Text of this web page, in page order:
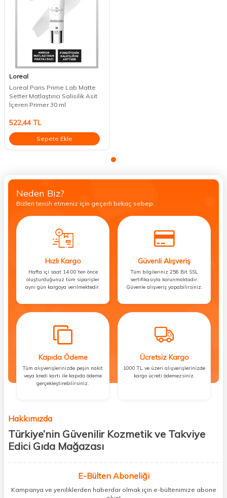
Loreal
Loreal Paris Prime Lab Matte
Setter Matlaştırıcı Salisilik Asit
İçeren Primer 30 ml
522,44 TL
Sepete Ekle
Neden Biz?
Bizleri tercih etmeniz için geçerli birkaç sebep.
Hızlı Kargo
Hafta içi saat 14:00’ten önce
oluşturduğunuz tüm siparişler
aynı gün kargoya verilmektedir.
Güvenli Alışveriş
Tüm bilgileriniz 256 Bit SSL
sertifikasıyla korunmaktadır.
Güvenle alışveriş yapabilirsiniz.
Kapıda Ödeme
Tüm alışverişlerinizde peşin nakit
veya kredi kartı ile kapıda ödeme
gerçekleştirebilirsiniz.
Ücretsiz Kargo
1000 TL ve üzeri alışverişlerinizde
kargo ücreti ödemezsiniz.
Hakkımızda
Türkiye’nin Güvenilir Kozmetik ve Takviye
Edici Gıda Mağazası
kişisel bakım hem de takviye edici gıda ürünlerini sizlerle
buluşturuyoruz. Artık mağaza mağaza dolaşmanıza gerek yok;
ihtiyacınız olan her şeyi tek bir çatı altında topluyor ve kapınıza kadar
E-Bülten Aboneliği
Kampanya ve yeniliklerden haberdar olmak için e-bültenimize abone